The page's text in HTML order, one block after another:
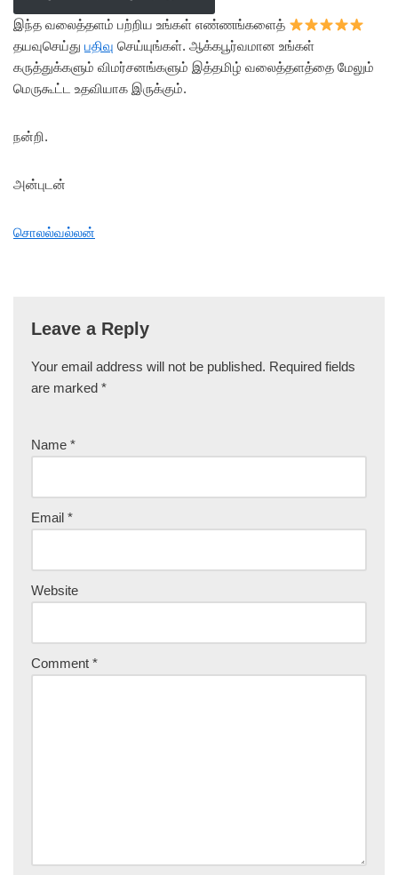
இந்த வலைத்தளம் பற்றிய உங்கள் எண்ணங்களைத்
தயவுசெய்து பதிவு செய்யுங்கள். ஆக்கபூர்வமான உங்கள்
கருத்துக்களும் விமர்சனங்களும் இத்தமிழ் வலைத்தளத்தை மேலும்
மெருகூட்ட உதவியாக இருக்கும்.
நன்றி.
அன்புடன்
சொலல்வல்லன்
Leave a Reply
Your email address will not be published. Required fields
are marked *
Name *
Email *
Website
Comment *